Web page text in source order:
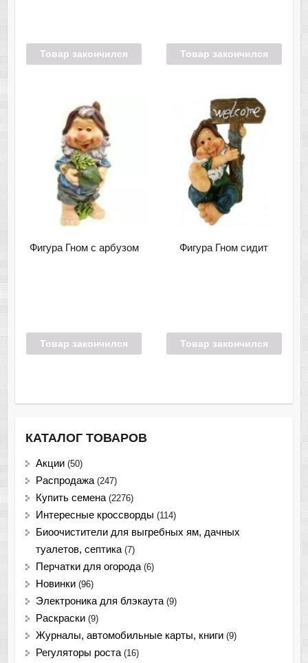
Товар закончился Товар закончился
Фигура Гном с арбузом
Товар закончился
Фигура Гном сидит
Товар закончился
КАТАЛОГ ТОВАРОВ
Акции (50)
Распродажа (247)
Купить семена (2276)
Интересные кроссворды (114)
Биоочистители для выгребных ям, дачных
туалетов, септика (7)
Перчатки для огорода (6)
Новинки (96)
Электроника для блэкаута (9)
Раскраски (9)
Журналы, автомобильные карты, книги (9)
Регуляторы роста (16)